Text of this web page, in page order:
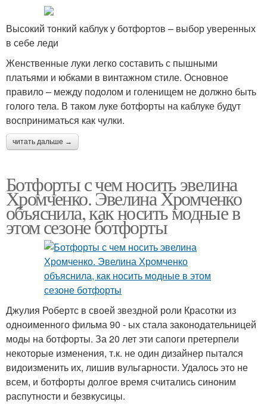
Высокий тонкий каблук у ботфортов – выбор уверенных
в себе леди
Женственные луки легко составить с пышными
платьями и юбками в винтажном стиле. Основное
правило – между подолом и голенищем не должно быть
голого тела. В таком луке ботфорты на каблуке будут
восприниматься как чулки.
читать дальше →
Ботфорты с чем носить эвелина
Хромченко. Эвелина Хромченко
объяснила, как носить модные в
этом сезоне ботфорты
Джулия Робертс в своей звездной роли Красотки из
одноименного фильма 90 - ых стала законодательницей
моды на ботфорты. За 20 лет эти сапоги претерпели
некоторые изменения, т.к. не один дизайнер пытался
видоизменить их, лишив вульгарности. Удалось это не
всем, и ботфорты долгое время считались синоним
распутности и безвкусицы.